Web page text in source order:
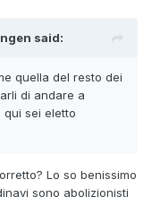
said:
quella del resto dei
di andare a
qui sei eletto
Lo so benissimo
sono abolizionisti